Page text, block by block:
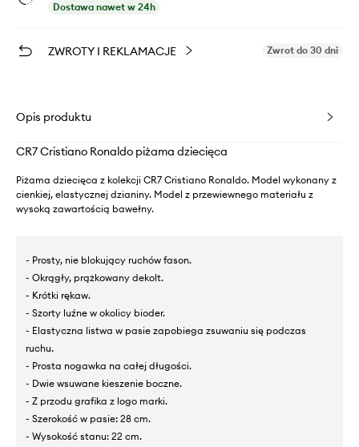
Dostawa nawet w 24h
ZWROTY I REKLAMACJE Zwrot do 30 dni
Opis produktu
CR7 Cristiano Ronaldo piżama dziecięca
Piżama dziecięca z kolekcji CR7 Cristiano Ronaldo. Model wykonany z
cienkiej, elastycznej dzianiny. Model z przewiewnego materiału z
wysoką zawartością bawełny.
- Prosty, nie blokujący ruchów fason.
- Okrągły, prążkowany dekolt.
- Krótki rękaw.
- Szorty luźne w okolicy bioder.
- Elastyczna listwa w pasie zapobiega zsuwaniu się podczas
ruchu.
- Prosta nogawka na całej długości.
- Dwie wsuwane kieszenie boczne.
- Z przodu grafika z logo marki.
- Szerokość w pasie: 28 cm.
- Wysokość stanu: 22 cm.